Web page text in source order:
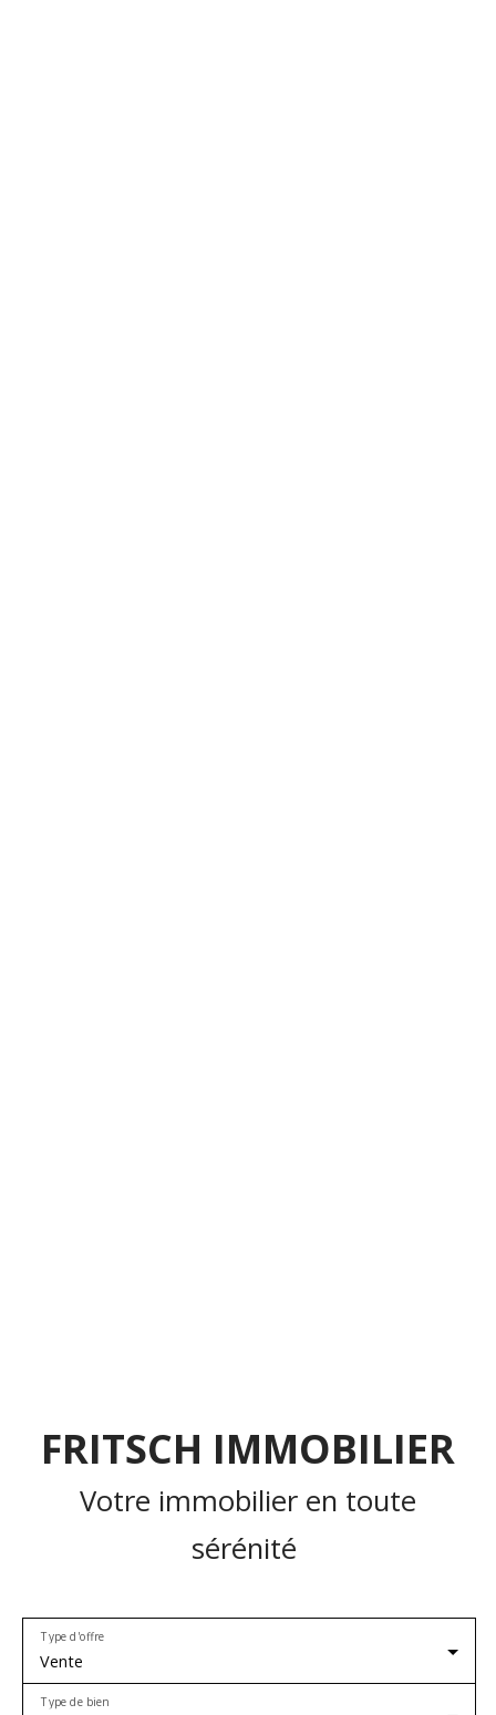
FRITSCH IMMOBILIER
Votre immobilier en toute
sérénité
Vente
Type d'offre
Type de bien